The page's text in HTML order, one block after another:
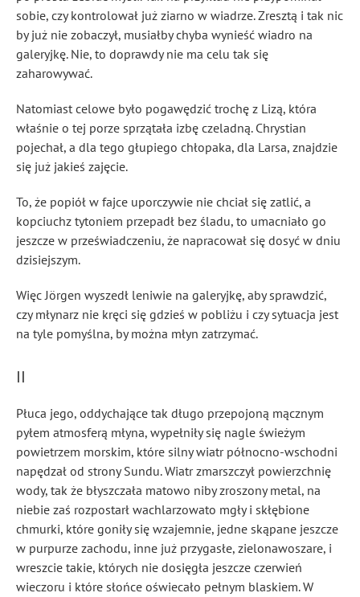
sobie, czy kontrolował już ziarno w wiadrze. Zresztą i tak nic
by już nie zobaczył, musiałby chyba wynieść wiadro na
galeryjkę. Nie, to doprawdy nie ma celu tak się
zaharowywać.
Natomiast celowe było pogawędzić trochę z Lizą, która
właśnie o tej porze sprzątała izbę czeladną. Chrystian
pojechał, a dla tego głupiego chłopaka, dla Larsa, znajdzie
się już jakieś zajęcie.
To, że popiół w fajce uporczywie nie chciał się zatlić, a
kopciuchz tytoniem przepadł bez śladu, to umacniało go
jeszcze w przeświadczeniu, że napracował się dosyć w dniu
dzisiejszym.
Więc Jörgen wyszedł leniwie na galeryjkę, aby sprawdzić,
czy młynarz nie kręci się gdzieś w pobliżu i czy sytuacja jest
na tyle pomyślna, by można młyn zatrzymać.
II
Płuca jego, oddychające tak długo przepojoną mącznym
pyłem atmosferą młyna, wypełniły się nagle świeżym
powietrzem morskim, które silny wiatr północno-wschodni
napędzał od strony Sundu. Wiatr zmarszczył powierzchnię
wody, tak że błyszczała matowo niby zroszony metal, na
niebie zaś rozpostarł wachlarzowato mgły i skłębione
chmurki, które goniły się wzajemnie, jedne skąpane jeszcze
w purpurze zachodu, inne już przygasłe, zielonawoszare, i
wreszcie takie, których nie dosięgła jeszcze czerwień
wieczoru i które słońce oświecało pełnym blaskiem. W